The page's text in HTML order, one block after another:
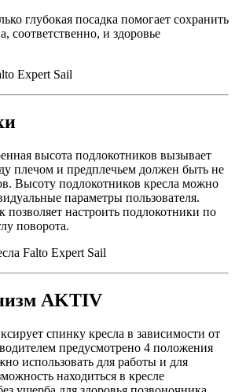
глубокая посадка помогает сохранить
соответственно, и здоровье
высота подлокотников вызывает
плечом и предплечьем должен быть не
Высоту подлокотников кресла можно
параметры пользователя.
позволяет настроить подлокотники по
поворота.
AKTIV
спинку кресла в зависимости от
предусмотрено 4 положения
использовать для работы и для
находиться в кресле